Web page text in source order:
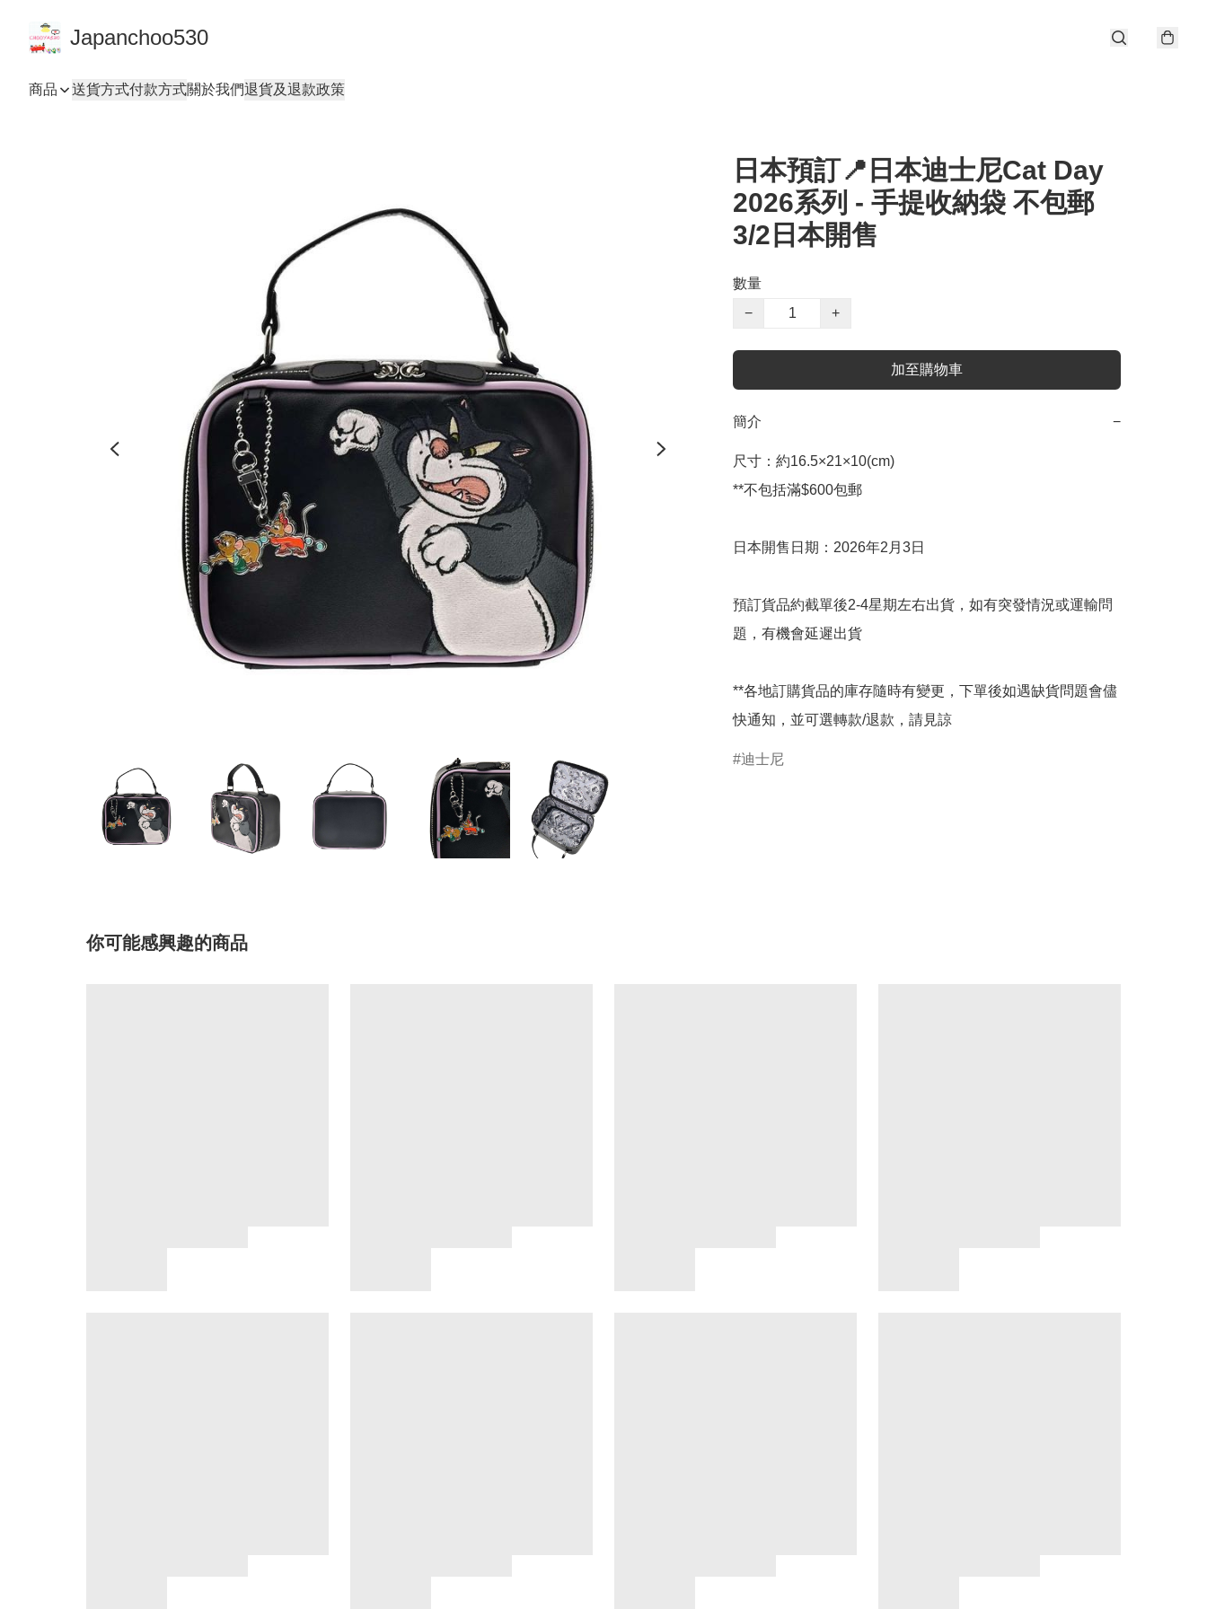
Japanchoo530
商品 送貨方式付款方式關於我們退貨及退款政策
日本預訂📍日本迪士尼Cat Day
2026系列 - 手提收納袋 不包郵
3/2日本開售
數量
−
+
加至購物車
簡介 −
尺寸：約16.5×21×10(cm)
**不包括滿$600包郵
日本開售日期：2026年2月3日
預訂貨品約截單後2-4星期左右出貨，如有突發情況或運輸問
題，有機會延遲出貨
**各地訂購貨品的庫存隨時有變更，下單後如遇缺貨問題會儘
快通知，並可選轉款/退款，請見諒
迪士尼
你可能感興趣的商品